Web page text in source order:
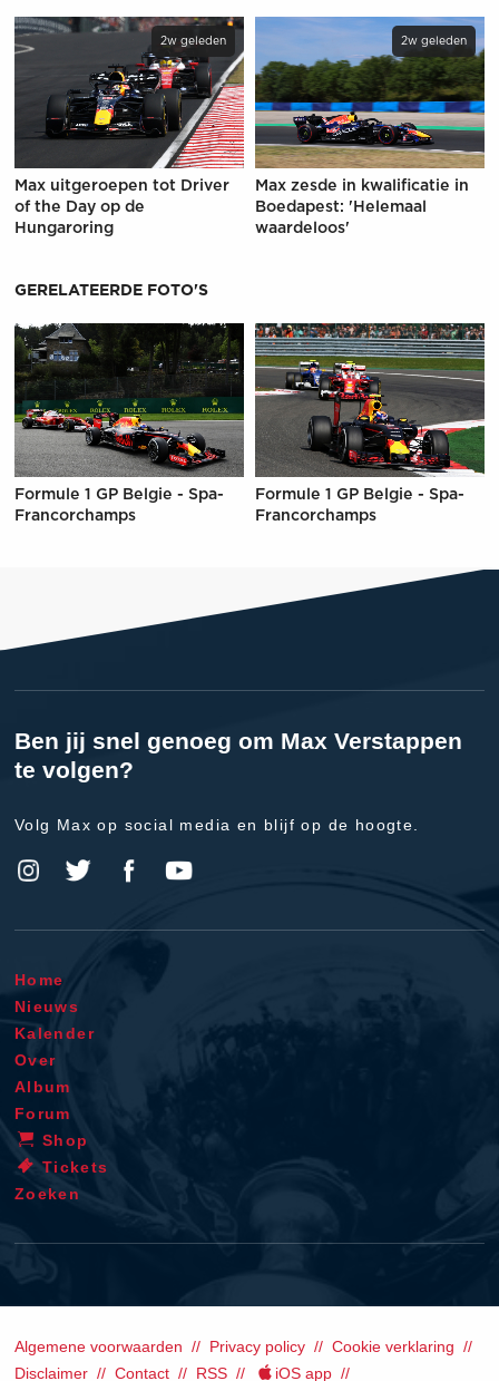
2w geleden
Max uitgeroepen tot Driver
of the Day op de
Hungaroring
2w geleden
Max zesde in kwalificatie in
Boedapest: 'Helemaal
waardeloos'
GERELATEERDE FOTO'S
Formule 1 GP Belgie - Spa-
Francorchamps
Formule 1 GP Belgie - Spa-
Francorchamps
Ben jij snel genoeg om Max Verstappen
te volgen?
Volg Max op social media en blijf op de hoogte.
Home
Nieuws
Kalender
Over
Album
Forum
Shop
Tickets
Zoeken
Algemene voorwaarden Privacy policy
Cookie verklaring
Disclaimer
Contact RSS iOS app